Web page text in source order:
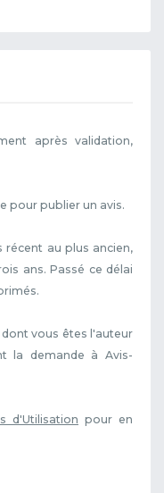
après validation,
pour publier un avis.
récent au plus ancien,
ans. Passé ce délai
vous êtes l'auteur
la demande à Avis-
d'Utilisation pour en